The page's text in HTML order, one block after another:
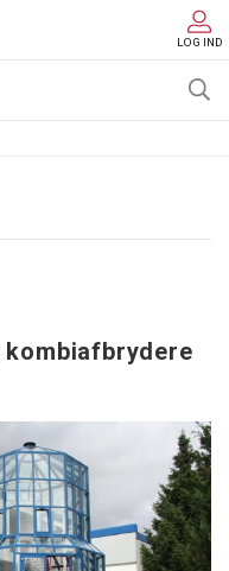
LOG IND